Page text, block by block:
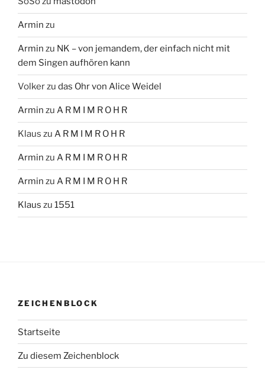
Armin zu
Armin zu NK – von jemandem, der einfach nicht mit
dem Singen aufhören kann
Volkerzu das Ohr von Alice Weidel
Armin zu A R M I M R O H R
Klaus zu A R M I M R O H R
Armin zu A R M I M R O H R
Armin zu A R M I M R O H R
Klaus zu 1551
ZEICHENBLOCK
Startseite
Zu diesem Zeichenblock